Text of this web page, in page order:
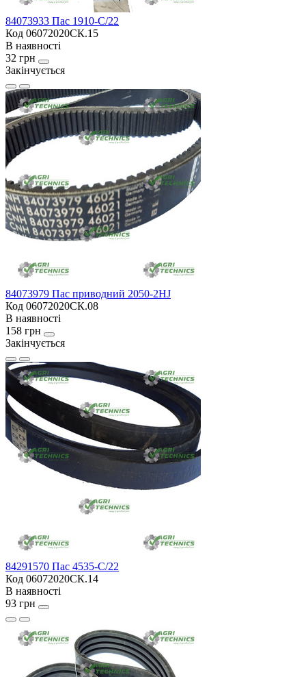
84073933 Пас 1910-С/22
Код 06072020СК.15
В наявності
32 грн
Закінчується
84073979 Пас приводний 2050-2HJ
Код 06072020СК.08
В наявності
158 грн
Закінчується
84291570 Пас 4535-C/22
Код 06072020СК.14
В наявності
93 грн